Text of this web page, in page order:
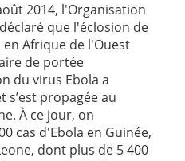
2014, l'Organisation
que l'éclosion de
Afrique de l'Ouest
de portée
du virus Ebola a
s’est propagée au
À ce jour, on
cas d'Ebola en Guinée,
dont plus de 5 400